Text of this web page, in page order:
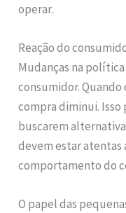
operar.
Reação do
Mudanças na
consumidor. Quando
compra diminui. Isso
buscarem
devem estar atentas
comportamento do
O papel das